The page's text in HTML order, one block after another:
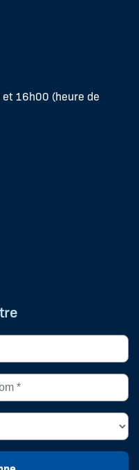
16h00 (heure de